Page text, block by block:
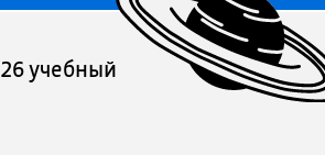
учебный